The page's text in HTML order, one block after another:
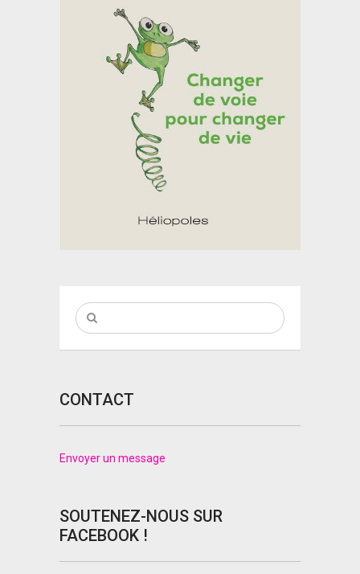
CONTACT
Envoyer un message
SOUTENEZ-NOUS SUR
FACEBOOK !